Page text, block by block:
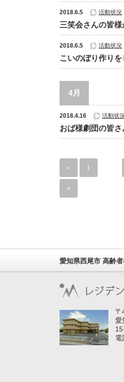
2018.6.5 活動状況
三笑会さんの皆様
2018.6.5 活動状況
こいのぼり作りを
4月
2018.4.16 活動状
おば様劇団の皆さ
« 1
»
愛知県西尾市 高齢
〒
愛
電